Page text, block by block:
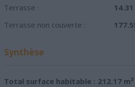
Terrasse :
14.31
Terrasse non couverte :
Synthèse
Total surface habitable : 212.17 m²